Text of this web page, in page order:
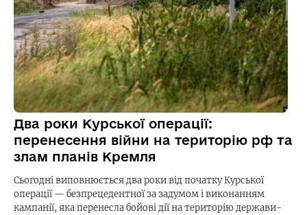
Два роки Курської операції:
перенесення війни на територію рф та
злам планів Кремля
Сьогодні виповнюється два роки від початку Курської
операції — безпрецедентної за задумом і виконанням
кампанії, яка перенесла бойові дії на територію держави-